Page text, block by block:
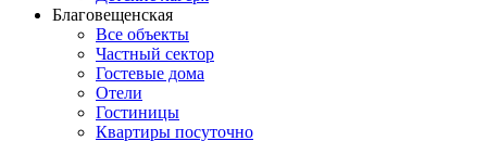
Благовещенская
Все объекты
Частный сектор
Гостевые дома
Отели
Гостиницы
Квартиры посуточно